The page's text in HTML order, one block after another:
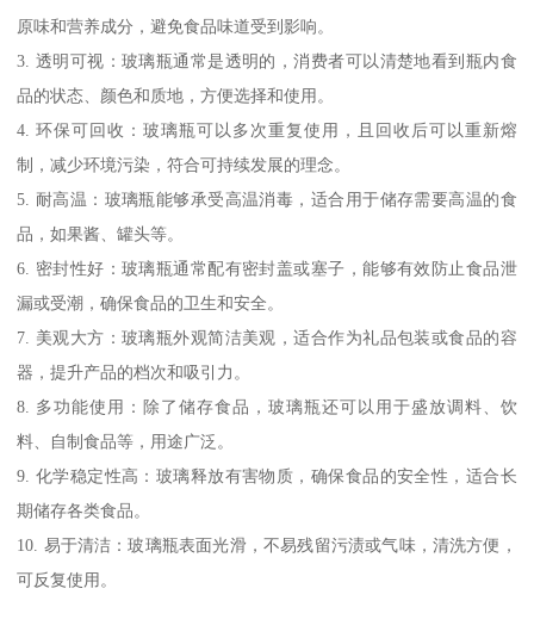
原味和营养成分，避免食品味道受到影响。
3. 透明可视：玻璃瓶通常是透明的，消费者可以清楚地看到瓶内食
品的状态、颜色和质地，方便选择和使用。
4. 环保可回收：玻璃瓶可以多次重复使用，且回收后可以重新熔
制，减少环境污染，符合可持续发展的理念。
5. 耐高温：玻璃瓶能够承受高温消毒，适合用于储存需要高温的食
品，如果酱、罐头等。
6. 密封性好：玻璃瓶通常配有密封盖或塞子，能够有效防止食品泄
漏或受潮，确保食品的卫生和安全。
7. 美观大方：玻璃瓶外观简洁美观，适合作为礼品包装或食品的容
器，提升产品的档次和吸引力。
8. 多功能使用：除了储存食品，玻璃瓶还可以用于盛放调料、饮
料、自制食品等，用途广泛。
9. 化学稳定性高：玻璃释放有害物质，确保食品的安全性，适合长
期储存各类食品。
10. 易于清洁：玻璃瓶表面光滑，不易残留污渍或气味，清洗方便，
可反复使用。